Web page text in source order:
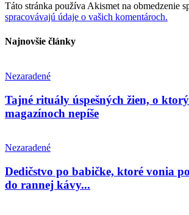
Táto stránka používa Akismet na obmedzenie
spracovávajú údaje o vašich komentároch.
Najnovšie články
Nezaradené
Tajné rituály úspešných žien, o
magazínoch nepíše
Nezaradené
Dedičstvo po babičke, ktoré vonia
do rannej kávy...